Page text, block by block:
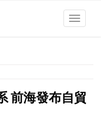
Toggle
前海發布自貿